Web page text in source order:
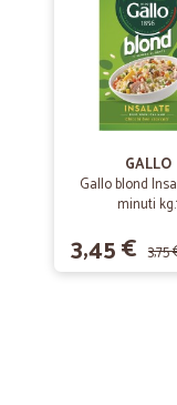
GALLO
Gallo blond
minuti
3,45 € 3,75